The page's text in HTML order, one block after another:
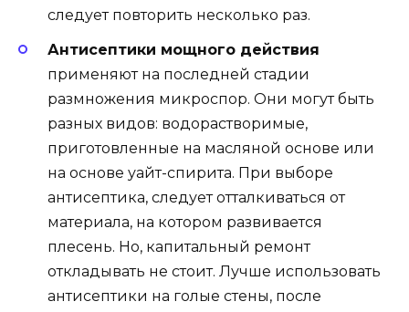
следует повторить несколько раз.
Антисептики мощного действия
применяют на последней стадии
размножения микроспор. Они могут быть
разных видов: водорастворимые,
приготовленные на масляной основе или
на основе уайт-спирита. При выборе
антисептика, следует отталкиваться от
материала, на котором развивается
плесень. Но, капитальный ремонт
откладывать не стоит. Лучше использовать
антисептики на голые стены, после